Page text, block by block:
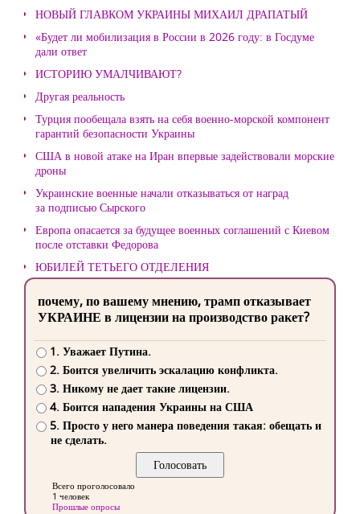
НОВЫЙ ГЛАВКОМ УКРАИНЫ МИХАИЛ ДРАПАТЫЙ
«Будет ли мобилизация в России в 2026 году: в Госдуме
дали ответ
ИСТОРИЮ УМАЛЧИВАЮТ?
Другая реальность
Турция пообещала взять на себя военно-морской компонент
гарантий безопасности Украины
США в новой атаке на Иран впервые задействовали морские
дроны
Украинские военные начали отказываться от наград
за подписью Сырского
Европа опасается за будущее военных соглашений с Киевом
после отставки Федорова
ЮБИЛЕЙ ТЕТЬЕГО ОТДЕЛЕНИЯ
почему, по вашему мнению, трамп отказывает
УКРАИНЕ в лицензии на производство ракет?
1. Уважает Путина.
2. Боится увеличить эскалацию конфликта.
3. Никому не дает такие лицензии.
4. Боится нападения Украины на США
5. Просто у него манера поведения такая: обещать и
не сделать.
Всего проголосовало
1 человек
Прошлые опросы